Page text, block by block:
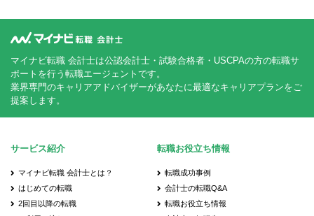
マイナビ転職 会計士は公認会計士・試験合格者・USCPAの方の転職サ
ポートを行う転職エージェントです。
業界専門のキャリアアドバイザーがあなたに最適なキャリアプランをご
提案します。
サービス紹介
マイナビ転職 会計士とは？
はじめての転職
2回目以降の転職
転職お役立ち情報
転職成功事例
会計士の転職Q&A
転職お役立ち情報